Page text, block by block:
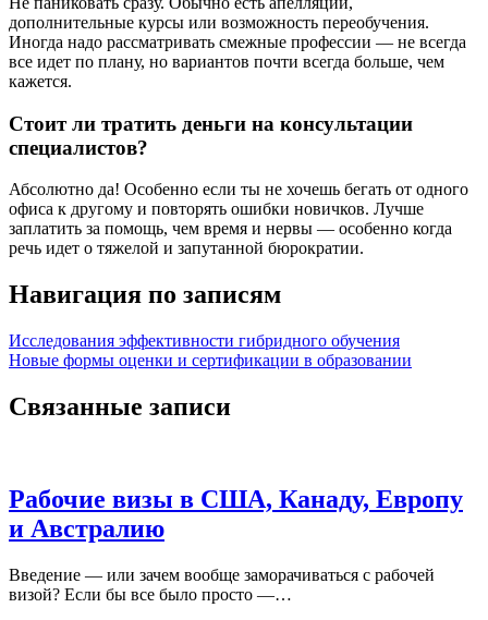
дополнительные курсы или возможность переобучения.
Иногда надо рассматривать смежные профессии — не всегда
все идет по плану, но вариантов почти всегда больше, чем
кажется.
Стоит ли тратить деньги на консультации
специалистов?
Абсолютно да! Особенно если ты не хочешь бегать от одного
офиса к другому и повторять ошибки новичков. Лучше
заплатить за помощь, чем время и нервы — особенно когда
речь идет о тяжелой и запутанной бюрократии.
Навигация по записям
Исследования эффективности гибридного обучения
Новые формы оценки и сертификации в образовании
Связанные записи
Рабочие визы в США, Канаду, Европу
и Австралию
Введение — или зачем вообще заморачиваться с рабочей
визой? Если бы все было просто —…